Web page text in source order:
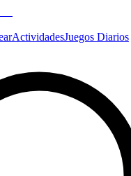
ActividadesJuegos Diarios